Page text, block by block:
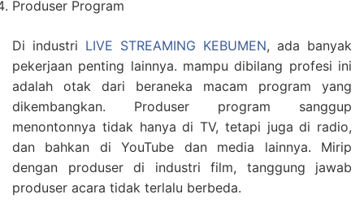
Produser Program
Di industri LIVE STREAMING KEBUMEN, ada banyak
pekerjaan penting lainnya. mampu dibilang profesi ini
adalah otak dari beraneka macam program yang
dikembangkan. Produser program sanggup
menontonnya tidak hanya di TV, tetapi juga di radio,
dan bahkan di YouTube dan media lainnya. Mirip
dengan produser di industri film, tanggung jawab
produser acara tidak terlalu berbeda.